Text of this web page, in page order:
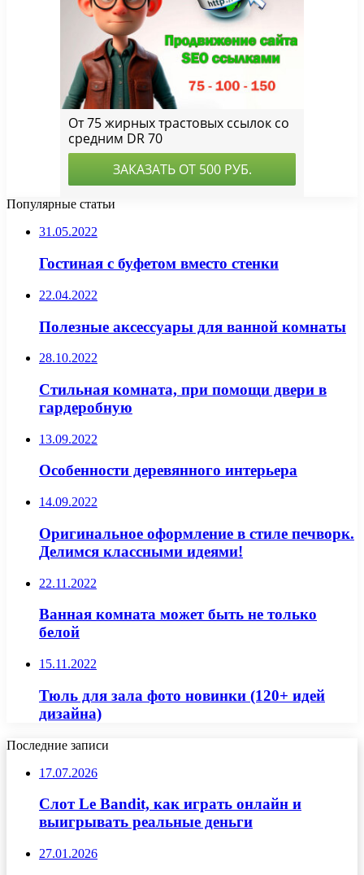
Популярные статьи
31.05.2022
Гостиная с буфетом вместо стенки
22.04.2022
Полезные аксессуары для ванной комнаты
28.10.2022
Стильная комната, при помощи двери в
гардеробную
13.09.2022
Особенности деревянного интерьера
14.09.2022
Оригинальное оформление в стиле печворк.
Делимся классными идеями!
22.11.2022
Ванная комната может быть не только
белой
15.11.2022
Тюль для зала фото новинки (120+ идей
дизайна)
Последние записи
17.07.2026
Слот Le Bandit, как играть онлайн и
выигрывать реальные деньги
27.01.2026